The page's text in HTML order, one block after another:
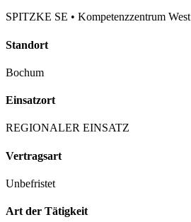
SPITZKE SE • Kompetenzzentrum West
Standort
Bochum
Einsatzort
REGIONALER EINSATZ
Vertragsart
Unbefristet
Art der Tätigkeit